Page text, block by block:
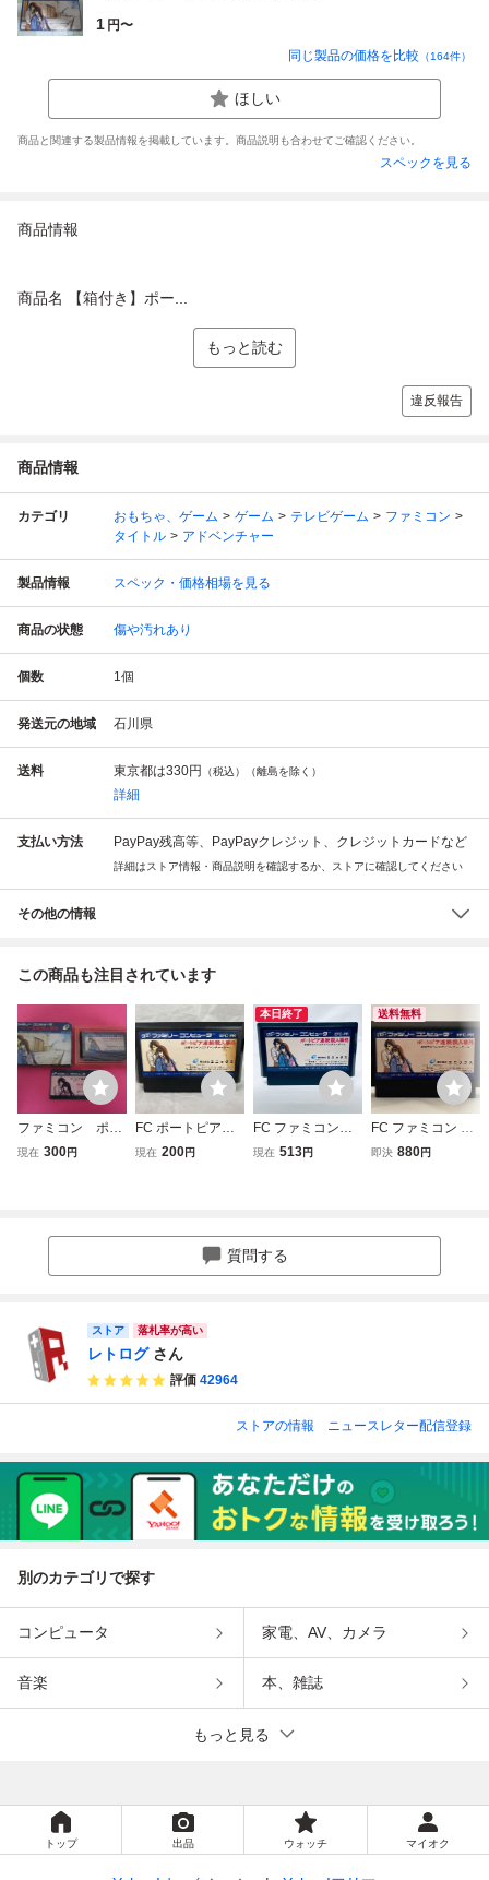
1 円〜
同じ製品の価格を比較 （164件）
ほしい
商品と関連する製品情報を掲載しています。商品説明も合わせてご確認ください。
スペックを見る
商品情報
商品名 【箱付き】ポー...
もっと読む
違反報告
商品情報
カテゴリ おもちゃ、ゲーム ゲーム テレビゲーム
ファミコン
タイトル
アドベンチャー
製品情報 スペック・価格相場を見る
商品の状態 傷や汚れあり
個数 1個
発送元の地域 石川県
送料 東京都は330円 （税込）（離島を除く）
詳細
支払い方法 PayPay残高等、PayPayクレジット、クレジットカードなど
詳細はストア情報・商品説明を確認するか、ストアに確認してください
その他の情報
この商品も注目されています
ファミコン ポー
トピア連続殺人事
現在 300円
FC ポートピア連
続殺人事件 ファミ
現在 200円
本日終了
FC ファミコンソ
フト ポートピア連
現在 513円
送料無料
FC ファミコン ポ
ートピア連続殺人
即決 880円
質問する
ストア 落札率が高い
レトログ さん
評価 42964
ストアの情報 ニュースレター配信登録
別のカテゴリで探す
コンピュータ 家電、AV、カメラ
音楽 本、雑誌
もっと見る
トップ 出品 ウォッチ マイオク